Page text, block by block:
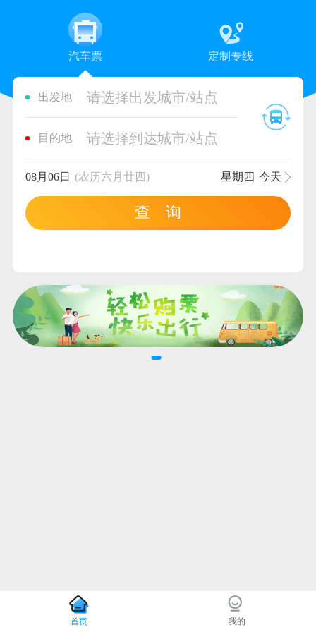
汽车票 定制专线
出发地 请选择出发城市/站点
目的地 请选择到达城市/站点
08月06日 (农历六月廿四) 星期四 今天
查 询
首页 我的